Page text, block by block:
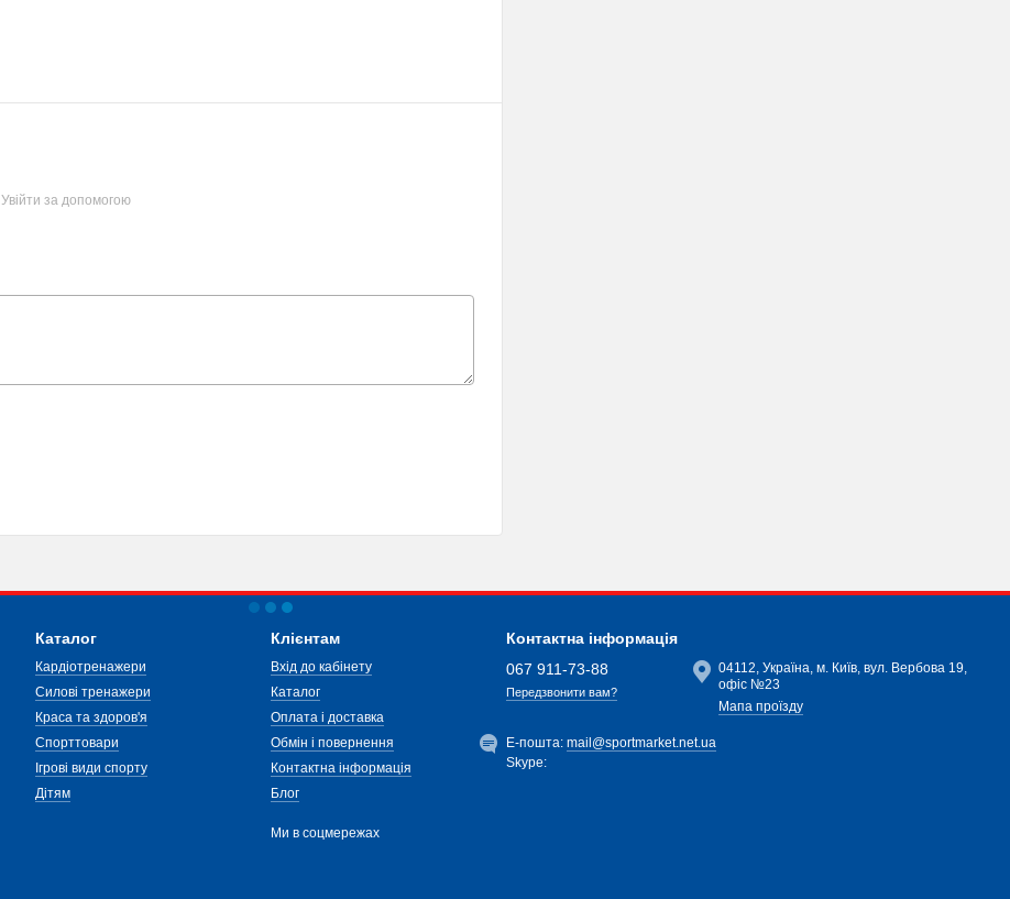
Увійти за допомогою
Каталог
Кардіотренажери
Силові тренажери
Краса та здоров'я
Спорттовари
Ігрові види спорту
Дітям
Клієнтам
Вхід до кабінету
Каталог
Оплата і доставка
Обмін і повернення
Контактна інформація
Блог
Ми в соцмережах
Контактна інформація
067 911-73-88
Передзвонити вам?
04112, Україна, м. Київ, вул. Вербова 19,
офіс №23
Мапа проїзду
Е-пошта:mail@sportmarket.net.ua
Skype: